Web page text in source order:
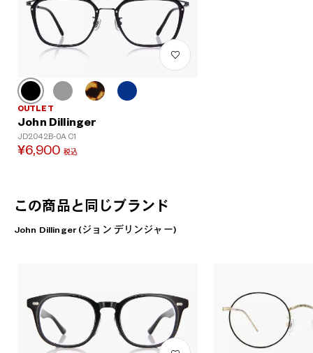
OUTLET
John Dillinger
JD2042B-0A C1
¥6,900 税込
この商品と同じブランド
John Dillinger (ジョン デリンジャー)